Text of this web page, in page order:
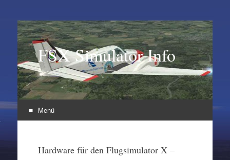
FSX Simulator Info
Menü
springenHardware für den Flugsimulator X –